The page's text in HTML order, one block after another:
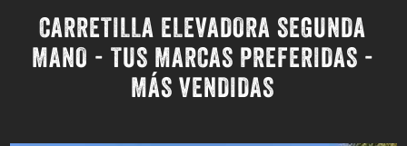
CARRETILLA ELEVADORA SEGUNDA
MANO - TUS MARCAS PREFERIDAS -
MÁS VENDIDAS